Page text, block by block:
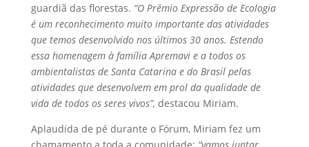
guardiã das florestas. “O Prêmio Expressão de Ecologia
é um reconhecimento muito importante das atividades
que temos desenvolvido nos últimos 30 anos. Estendo
essa homenagem à família Apremavi e a todos os
ambientalistas de Santa Catarina e do Brasil pelas
atividades que desenvolvem em prol da qualidade de
vida de todos os seres vivos”, destacou Miriam.
Aplaudida de pé durante o Fórum, Miriam fez um